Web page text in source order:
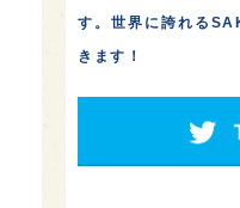
す。世界に誇れる
きます！